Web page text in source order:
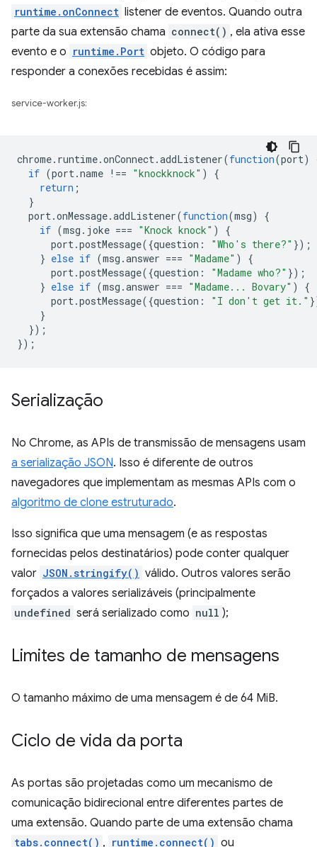
runtime.onConnect listener de eventos. Quando outra
parte da sua extensão chama connect() , ela ativa esse
evento e o runtime.Port objeto. O código para
responder a conexões recebidas é assim:
service-worker.js:
chrome. runtime.onConnect.addListener(function(port)
if (port.name !== "knockknock" )
{
return ;
}
port.onMessage.addListener(function(msg)
{
if (msg . joke === "Knock knock" )
{
port.postMessage({question : "Who's there?" });
} else if (msg .answer === "Madame" )
{
port.postMessage({question : "Madame who?" });
} else if (msg .answer === "Madame... Bovary" )
{
port.postMessage({question : "I don't get it."
}
});
});
Serialização
No Chrome, as APIs de transmissão de mensagens usam
a serialização JSON. Isso é diferente de outros
navegadores que implementam as mesmas APIs com o
algoritmo de clone estruturado.
Isso significa que uma mensagem (e as respostas
fornecidas pelos destinatários) pode conter qualquer
valor JSON.stringify() válido. Outros valores serão
forçados a valores serializáveis (principalmente
undefined será serializado como null );
Limites de tamanho de mensagens
O tamanho máximo de uma mensagem é de 64 MiB.
Ciclo de vida da porta
As portas são projetadas como um mecanismo de
comunicação bidirecional entre diferentes partes de
uma extensão. Quando parte de uma extensão chama
tabs.connect() , runtime.connect() ou